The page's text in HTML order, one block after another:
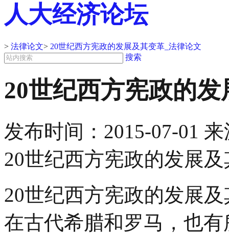
人大经济论坛
> 法律论文> 20世纪西方宪政的发展及其变革_法律论文
搜索
20世纪西方宪政的
发布时间： 2015-07-01 来
20世纪西方宪政的发展
20世纪西方宪政的发展
在古代希腊和罗马，也